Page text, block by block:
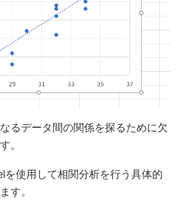
るデータ間の関係を探るために欠
。
を使用して相関分析を行う具体的
す。